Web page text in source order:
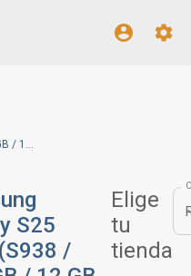
Samsung Galaxy S25 Ultra (S938 / 256 GB / 12 GB / Titanium Black) [SM-S938BZKJLTL]
S25
/
Elige
tu
tienda